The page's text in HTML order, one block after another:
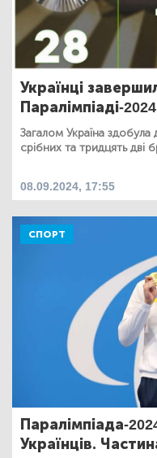
Українці
Паралімпіаді-
Загалом Україна здобула
срібних та тридцять дві
08.09.2024, 17:55
СПОРТ
Паралімпіада-
Українців.